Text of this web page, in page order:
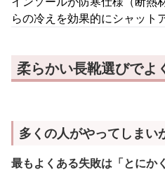
らの冷えを効果的にシャット
柔らかい長靴選びでよ
多くの人がやってしまい
最もよくある失敗は「とにか